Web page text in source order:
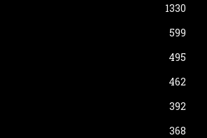
1330
599
495
462
392
368